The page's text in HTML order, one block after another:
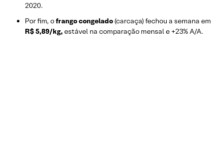
2020.
Por fim, ofrango congelado(carcaça) fechou a semana em
R$ 5,89/kg,estável na comparação mensal e +23% A/A.